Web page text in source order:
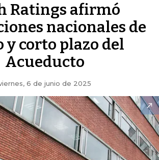
Ratings afirmó
nacionales de
y corto plazo del
Acueducto
6 de junio de 2025